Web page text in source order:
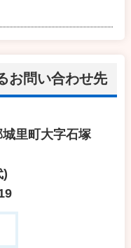
お問い合わせ先
里町大字石塚
)